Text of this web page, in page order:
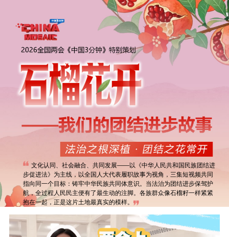
文化认同、社会融合、共同发展——以《中华人民共和国民族团结进
步促进法》为主线，以全国人大代表履职故事为视角，三集短视频共同
指向同一个目标：铸牢中华民族共同体意识。当法治为团结进步保驾护
航，全过程人民民主便有了最生动的注脚。各族群众像石榴籽一样紧紧
抱在一起，正是这片土地最真实的模样。